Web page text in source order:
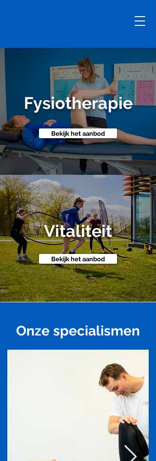
Fysiotherapie
Bekijk het aanbod
Vitaliteit
Bekijk het aanbod
Onze specialismen